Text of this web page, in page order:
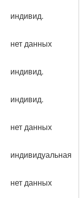
индивид.
нет данных
индивид.
индивид.
нет данных
индивидуальная
нет данных